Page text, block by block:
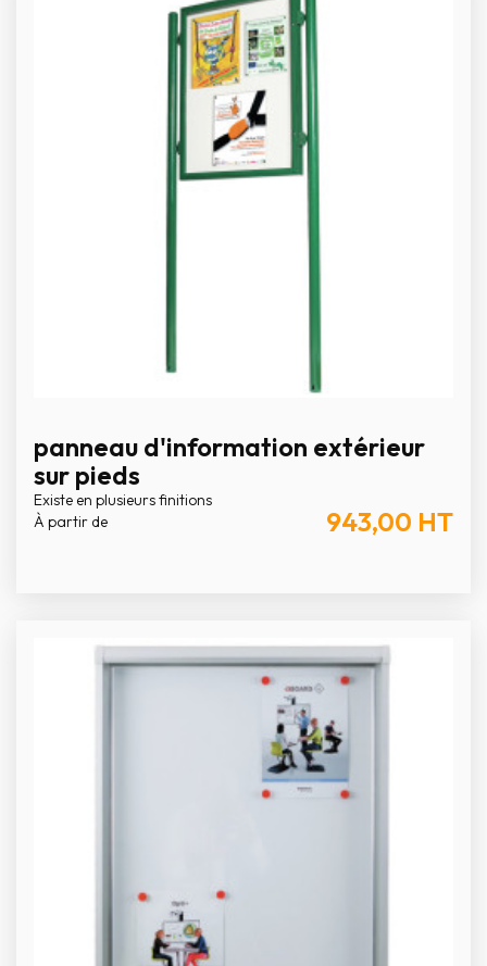
panneau d'information extérieur
sur pieds
Existe en plusieurs finitions
À partir de
943,00 HT